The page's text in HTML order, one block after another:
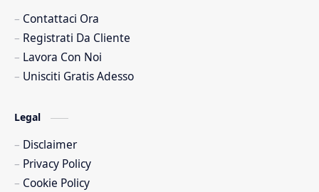
Contattaci Ora
Registrati Da Cliente
Lavora Con Noi
Unisciti Gratis Adesso
Legal
Disclaimer
Privacy Policy
Cookie Policy